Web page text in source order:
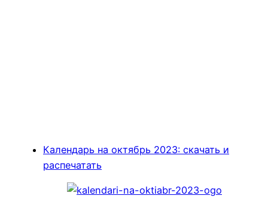
Календарь на октябрь 2023: скачать и
распечатать